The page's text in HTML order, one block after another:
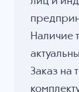
Наличие
Заказ на